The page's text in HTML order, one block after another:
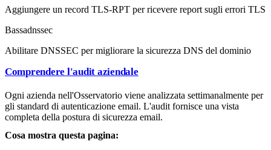
Aggiungere un record TLS-RPT per ricevere report sugli errori TLS
Bassadnssec
Abilitare DNSSEC per migliorare la sicurezza DNS del dominio
Comprendere l'audit aziendale
Ogni azienda nell'Osservatorio viene analizzata settimanalmente per
gli standard di autenticazione email. L'audit fornisce una vista
completa della postura di sicurezza email.
Cosa mostra questa pagina: